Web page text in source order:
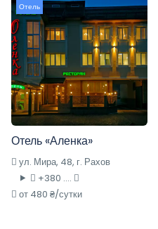
Отель
Отель «Аленка»
ул. Мира, 48, г. Рахов
+380 ....
от 480 ₴/сутки